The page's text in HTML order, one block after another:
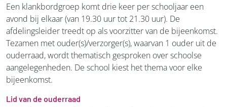
Een klankbordgroep komt drie keer per schooljaar een
avond bij elkaar (van 19.30 uur tot 21.30 uur). De
afdelingsleider treedt op als voorzitter van de bijeenkomst.
Tezamen met ouder(s)/verzorger(s), waarvan 1 ouder uit de
ouderraad, wordt thematisch gesproken over schoolse
aangelegenheden. De school kiest het thema voor elke
bijeenkomst.
Lid van de ouderraad